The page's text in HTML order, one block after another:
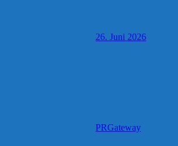
26. Juni 2026
PRGateway